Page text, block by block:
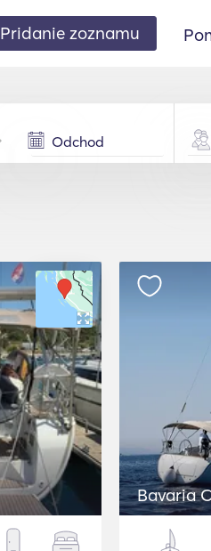
Pridanie zoznamu
Bavaria